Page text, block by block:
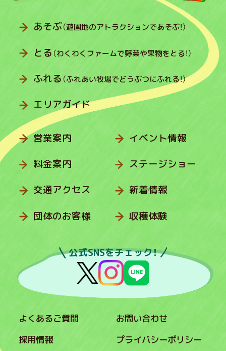
あそぶ（遊園地のアトラクションであそぶ！）
とる （わくわくファームで野菜や果物をとる！）
ふれる （ふれあい牧場でどうぶつにふれる！）
エリアガイド
営業案内
料金案内
交通アクセス
団体のお客様
イベント情報
ステージショー
新着情報
収穫体験
公式SNSをチェック！
よくあるご質問
お問い合わせ
採用情報
プライバシーポリシー